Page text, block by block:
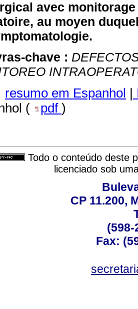
avec
au moyen
chave :
resumo em Espanhol |
(
pdf )
Todo o conteúdo deste
licenciado sob
CP 11.200,
(598-
Fax: